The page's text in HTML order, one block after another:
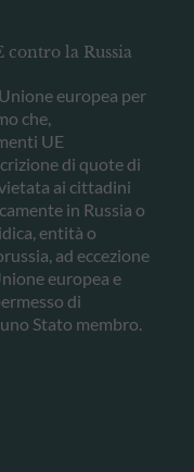
contro la Russia
europea per
che,
UE
di quote di
ai cittadini
in Russia o
entità o
ad eccezione
europea e
di
Stato membro.